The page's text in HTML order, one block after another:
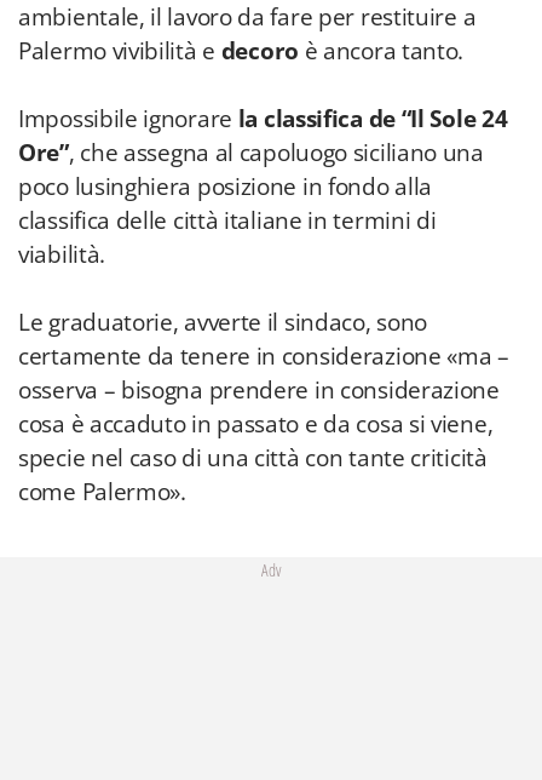
ambientale, il lavoro da fare per restituire a
Palermo vivibilità e decoro è ancora tanto.
Impossibile ignorare la classifica de “Il Sole 24
Ore”, che assegna al capoluogo siciliano una
poco lusinghiera posizione in fondo alla
classifica delle città italiane in termini di
viabilità.
Le graduatorie, avverte il sindaco, sono
certamente da tenere in considerazione «ma –
osserva – bisogna prendere in considerazione
cosa è accaduto in passato e da cosa si viene,
specie nel caso di una città con tante criticità
come Palermo».
Adv